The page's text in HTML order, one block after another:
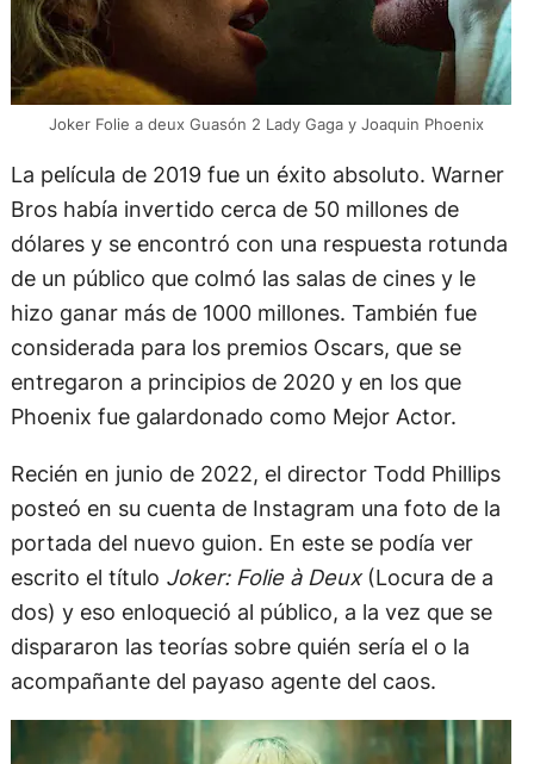
Joker Folie a deux Guasón 2 Lady Gaga y Joaquin Phoenix
La película de 2019 fue un éxito absoluto. Warner
Bros había invertido cerca de 50 millones de
dólares y se encontró con una respuesta rotunda
de un público que colmó las salas de cines y le
hizo ganar más de 1000 millones. También fue
considerada para los premios Oscars, que se
entregaron a principios de 2020 y en los que
Phoenix fue galardonado como Mejor Actor.
Recién en junio de 2022, el director Todd Phillips
posteó en su cuenta de Instagram una foto de la
portada del nuevo guion. En este se podía ver
escrito el título Joker: Folie à Deux (Locura de a
dos) y eso enloqueció al público, a la vez que se
dispararon las teorías sobre quién sería el o la
acompañante del payaso agente del caos.